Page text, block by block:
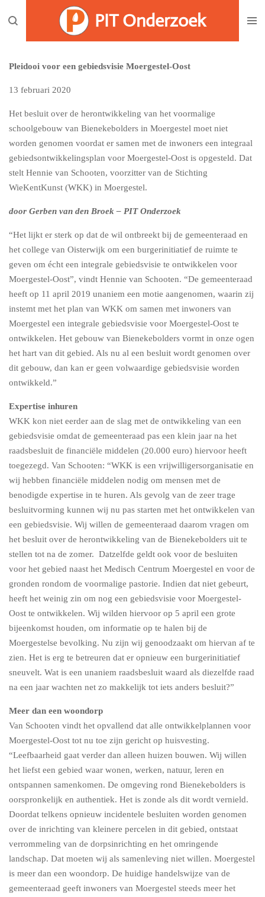
direct
hoofdinhoud
PIT Onderzoek
Pleidooi voor een gebiedsvisie Moergestel-Oost
13 februari 2020
Het besluit over de herontwikkeling van het voormalige
schoolgebouw van Bienekebolders in Moergestel moet niet
worden genomen voordat er samen met de inwoners een integraal
gebiedsontwikkelingsplan voor Moergestel-Oost is opgesteld. Dat
stelt Hennie van Schooten, voorzitter van de Stichting
WieKentKunst (WKK) in Moergestel.
door Gerben van den Broek – PIT Onderzoek
“Het lijkt er sterk op dat de wil ontbreekt bij de gemeenteraad en
het college van Oisterwijk om een burgerinitiatief de ruimte te
geven om écht een integrale gebiedsvisie te ontwikkelen voor
Moergestel-Oost”, vindt Hennie van Schooten. “De gemeenteraad
heeft op 11 april 2019 unaniem een motie aangenomen, waarin zij
instemt met het plan van WKK om samen met inwoners van
Moergestel een integrale gebiedsvisie voor Moergestel-Oost te
ontwikkelen. Het gebouw van Bienekebolders vormt in onze ogen
het hart van dit gebied. Als nu al een besluit wordt genomen over
dit gebouw, dan kan er geen volwaardige gebiedsvisie worden
ontwikkeld.”
Expertise inhuren
WKK kon niet eerder aan de slag met de ontwikkeling van een
gebiedsvisie omdat de gemeenteraad pas een klein jaar na het
raadsbesluit de financiële middelen (20.000 euro) hiervoor heeft
toegezegd. Van Schooten: “WKK is een vrijwilligersorganisatie en
wij hebben financiële middelen nodig om mensen met de
benodigde expertise in te huren. Als gevolg van de zeer trage
besluitvorming kunnen wij nu pas starten met het ontwikkelen van
een gebiedsvisie. Wij willen de gemeenteraad daarom vragen om
het besluit over de herontwikkeling van de Bienekebolders uit te
stellen tot na de zomer. Datzelfde geldt ook voor de besluiten
voor het gebied naast het Medisch Centrum Moergestel en voor de
gronden rondom de voormalige pastorie. Indien dat niet gebeurt,
heeft het weinig zin om nog een gebiedsvisie voor Moergestel-
Oost te ontwikkelen. Wij wilden hiervoor op 5 april een grote
bijeenkomst houden, om informatie op te halen bij de
Moergestelse bevolking. Nu zijn wij genoodzaakt om hiervan af te
zien. Het is erg te betreuren dat er opnieuw een burgerinitiatief
sneuvelt. Wat is een unaniem raadsbesluit waard als diezelfde raad
na een jaar wachten net zo makkelijk tot iets anders besluit?”
Meer dan een woondorp
Van Schooten vindt het opvallend dat alle ontwikkelplannen voor
Moergestel-Oost tot nu toe zijn gericht op huisvesting.
“Leefbaarheid gaat verder dan alleen huizen bouwen. Wij willen
het liefst een gebied waar wonen, werken, natuur, leren en
ontspannen samenkomen. De omgeving rond Bienekebolders is
oorspronkelijk en authentiek. Het is zonde als dit wordt vernield.
Doordat telkens opnieuw incidentele besluiten worden genomen
over de inrichting van kleinere percelen in dit gebied, ontstaat
verrommeling van de dorpsinrichting en het omringende
landschap. Dat moeten wij als samenleving niet willen. Moergestel
is meer dan een woondorp. De huidige handelswijze van de
gemeenteraad geeft inwoners van Moergestel steeds meer het